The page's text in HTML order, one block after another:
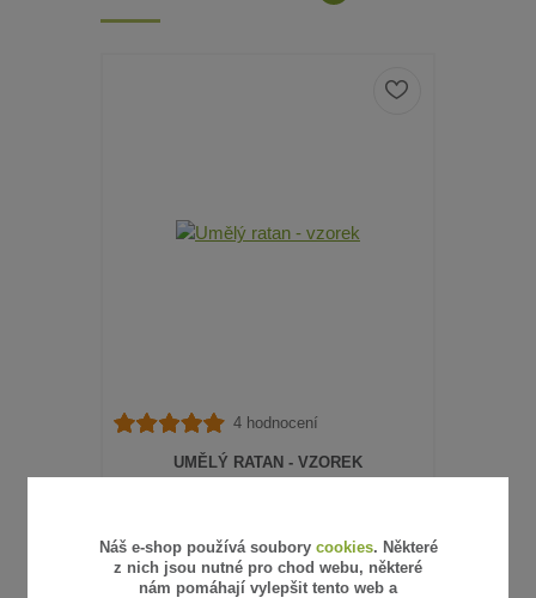
4 hodnocení
UMĚLÝ RATAN - VZOREK
ZVOLIT VARIANTU
Náš e-shop používá soubory cookies. Některé
z nich jsou nutné pro chod webu, některé
nám pomáhají vylepšit tento web a